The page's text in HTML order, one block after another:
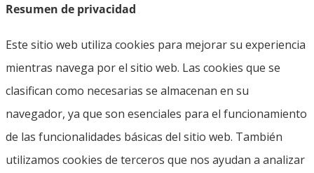
Resumen de privacidad
Este sitio web utiliza cookies para mejorar su experiencia
mientras navega por el sitio web. Las cookies que se
clasifican como necesarias se almacenan en su
navegador, ya que son esenciales para el funcionamiento
de las funcionalidades básicas del sitio web. También
utilizamos cookies de terceros que nos ayudan a analizar